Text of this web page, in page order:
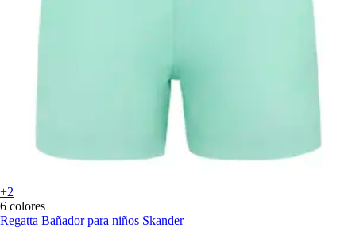
+2
6 colores
Regatta Bañador para niños Skander